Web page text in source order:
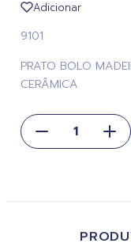
Adicionar
9101
PRATO BOLO
CERÂMICA